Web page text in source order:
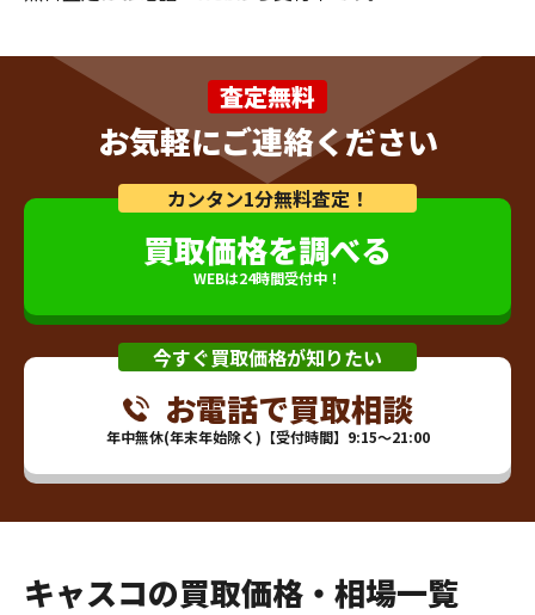
査定無料
お気軽にご連絡ください
カンタン1分無料査定！
買取価格を調べる
WEBは24時間受付中！
今すぐ買取価格が知りたい
お電話で買取相談
年中無休(年末年始除く)【受付時間】9:15～21:00
キャスコの買取価格・相場一覧